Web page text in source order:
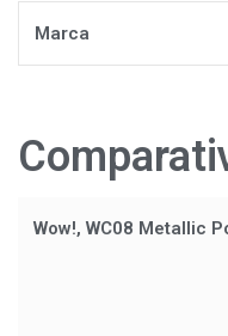
Marca
Wow!, WC08 Metallic